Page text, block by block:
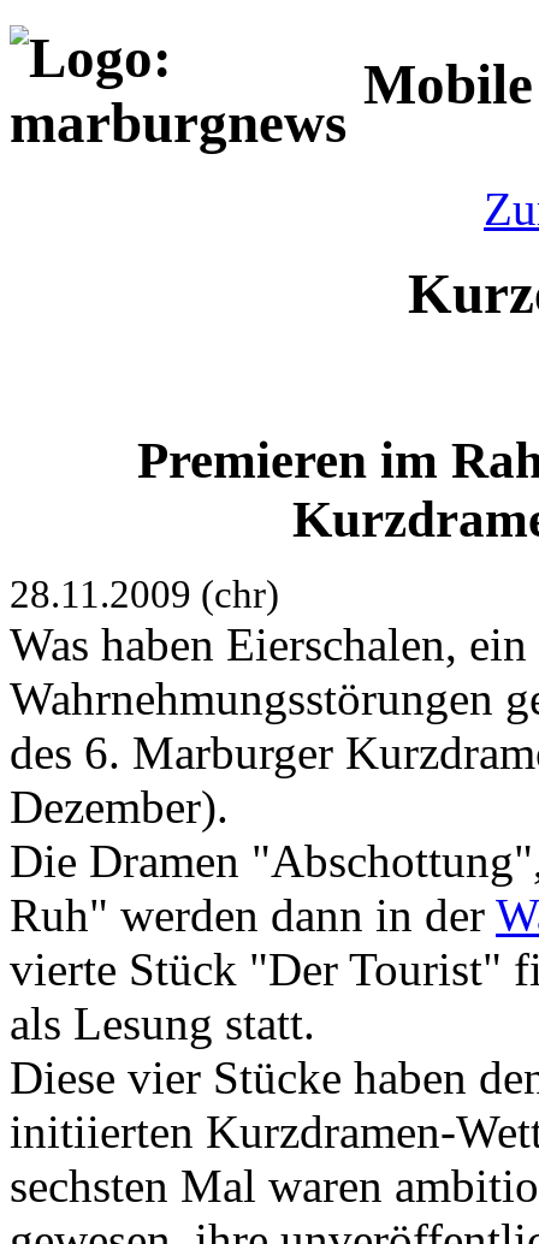
Premieren im
28.11.2009 (chr)
Was haben Eierschalen,
Wahrnehmungsstörungen
des 6. Marburger
Dezember).
Die Dramen
Ruh" werden dann in der
vierte Stück "Der Tourist"
als Lesung statt.
Diese vier Stücke haben
initiierten Kurzdramen-
sechsten Mal waren